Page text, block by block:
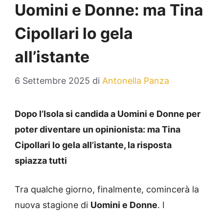
Uomini e Donne: ma Tina
Cipollari lo gela
all’istante
6 Settembre 2025 di Antonella Panza
Dopo l’Isola si candida a Uomini e Donne per
poter diventare un opinionista: ma Tina
Cipollari lo gela all’istante, la risposta
spiazza tutti
Tra qualche giorno, finalmente, comincerà la
nuova stagione di Uomini e Donne. I